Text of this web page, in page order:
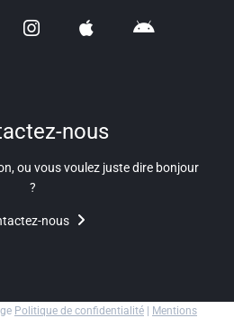
nous
ou vous voulez juste dire bonjour
?
nous
Politique de confidentialité | Mentions